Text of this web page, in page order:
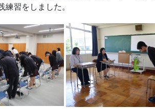
習をしました。